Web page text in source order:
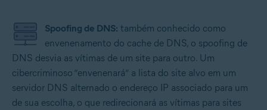
Spoofing de DNS: também conhecido como
envenenamento do cache de DNS, o spoofing de
DNS desvia as vítimas de um site para outro. Um
cibercriminoso “envenenará” a lista do site alvo em um
servidor DNS alternado o endereço IP associado para um
de sua escolha, o que redirecionará as vítimas para sites